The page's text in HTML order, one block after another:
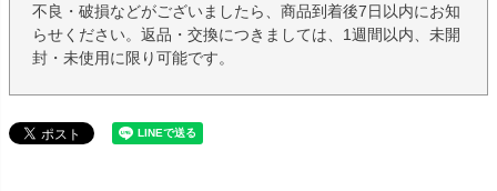
不良・破損などがございましたら、商品到着後7日以内にお知
らせください。返品・交換につきましては、1週間以内、未開
封・未使用に限り可能です。